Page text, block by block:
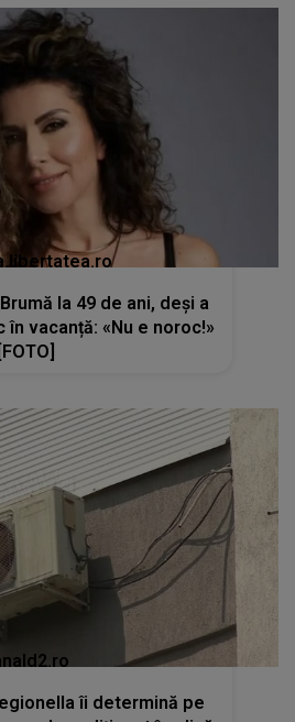
la 49 de ani, deși a
vacanță: «Nu e noroc!»
[FOTO]
îi determină pe